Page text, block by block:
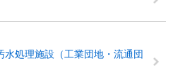
処理施設（工業団地・流通団